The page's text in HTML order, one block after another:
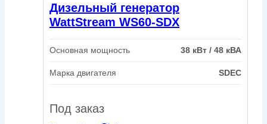
Дизельный генератор
WattStream WS60-SDX
Основная мощность 38 кВт / 48 кВА
Марка двигателя SDEC
Под заказ